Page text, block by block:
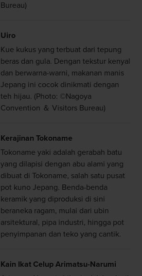
Bureau)
Uiro
Kue kukus yang terbuat dari tepung
beras dan gula. Dengan tekstur kenyal
dan berwarna-warni, makanan manis
Jepang ini cocok dinikmati dengan
teh hijau. (Photo: ©Nagoya
Convention ＆ Visitors Bureau)
Kerajinan Tokoname
Tokoname yaki adalah gerabah batu
yang dilapisi dengan abu alami yang
dibuat di Tokoname, salah satu pusat
pot kuno Jepang. Benda-benda
keramik yang diproduksi di sini
beraneka ragam, mulai dari ubin
arsitektural, pipa industri, hingga pot
penyimpanan dan teko yang cantik.
Kain Ikat Celup Arimatsu-Narumi